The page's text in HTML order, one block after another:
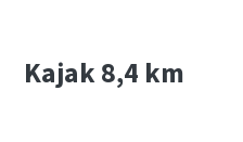
Kajak 8,4 km